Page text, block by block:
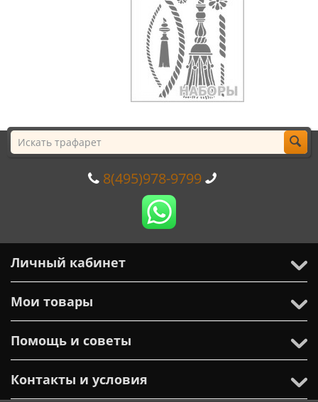
8(495)978-9799
Личный кабинет
Мои товары
Помощь и советы
Контакты и условия